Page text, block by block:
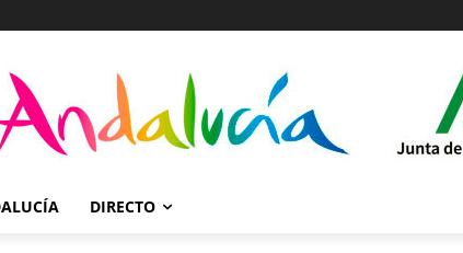
DIRECTO